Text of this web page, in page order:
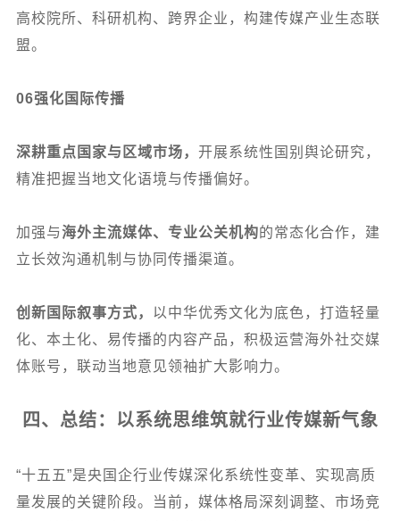
高校院所、科研机构、跨界企业，构建传媒产业生态联
盟。
06强化国际传播
深耕重点国家与区域市场， 开展系统性国别舆论研究，
精准把握当地文化语境与传播偏好。
加强与海外主流媒体、专业公关机构的常态化合作，建
立长效沟通机制与协同传播渠道。
创新国际叙事方式， 以中华优秀文化为底色，打造轻量
化、本土化、易传播的内容产品，积极运营海外社交媒
体账号，联动当地意见领袖扩大影响力。
四、总结：以系统思维筑就行业传媒新气象
“十五五”是央国企行业传媒深化系统性变革、实现高质
量发展的关键阶段。当前，媒体格局深刻调整、市场竞